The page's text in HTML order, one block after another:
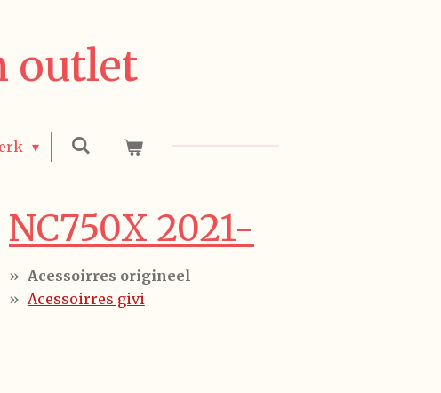
outlet
NC750X 2021-
Acessoirres origineel
Acessoirres givi